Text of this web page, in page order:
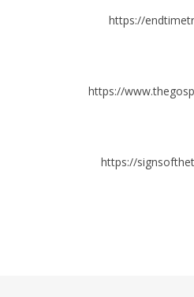
https://
https://
https://